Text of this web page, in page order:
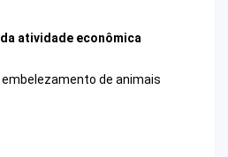
atividade econômica
embelezamento de animais